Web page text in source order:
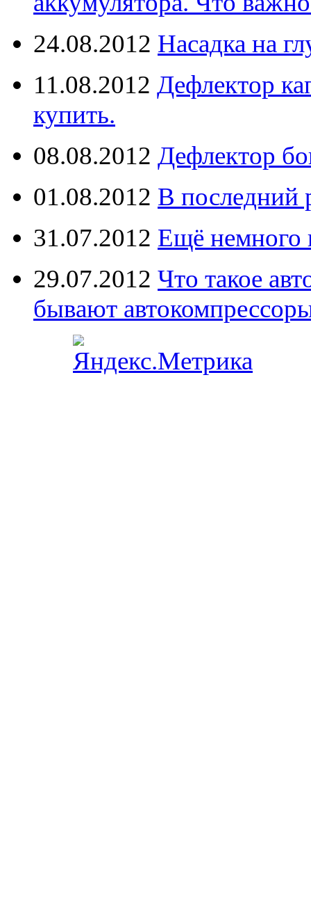
24.08.2012 Насадка на
11.08.2012 Дефлектор
купить.
08.08.2012 Дефлектор
01.08.2012 В последний
31.07.2012 Ещё немного
29.07.2012 Что такое
бывают